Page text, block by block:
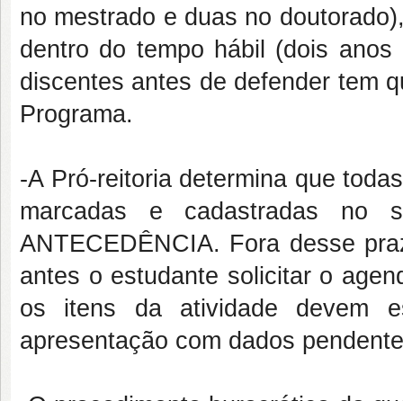
no mestrado e duas no
dentro do tempo hábil (dois
discentes antes de defender tem
Programa.
-A Pró-reitoria determina que
marcadas e cadastradas no
ANTECEDÊNCIA. Fora desse
antes o estudante solicitar o
os itens da atividade devem
apresentação com dados